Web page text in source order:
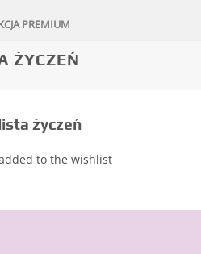
PREMIUM
ŻYCZEŃ
życzeń
to the wishlist